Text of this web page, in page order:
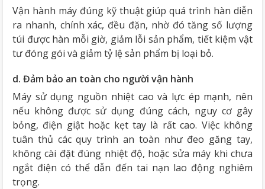
Vận hành máy đúng kỹ thuật giúp quá trình hàn diễn
ra nhanh, chính xác, đều đặn, nhờ đó tăng số lượng
túi được hàn mỗi giờ, giảm lỗi sản phẩm, tiết kiệm vật
tư đóng gói và giảm tỷ lệ sản phẩm bị loại bỏ.
d. Đảm bảo an toàn cho người vận hành
Máy sử dụng nguồn nhiệt cao và lực ép mạnh, nên
nếu không được sử dụng đúng cách, nguy cơ gây
bỏng, điện giật hoặc kẹt tay là rất cao. Việc không
tuân thủ các quy trình an toàn như đeo găng tay,
không cài đặt đúng nhiệt độ, hoặc sửa máy khi chưa
ngắt điện có thể dẫn đến tai nạn lao động nghiêm
trọng.